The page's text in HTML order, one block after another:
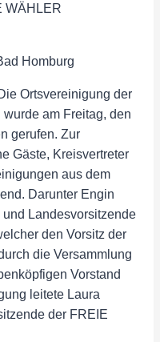
WÄHLER
Homburg
Ortsvereinigung der
am Freitag, den
gerufen. Zur
Gäste, Kreisvertreter
aus dem
Darunter Engin
Landesvorsitzende
den Vorsitz der
die Versammlung
Vorstand
leitete Laura
der FREIE